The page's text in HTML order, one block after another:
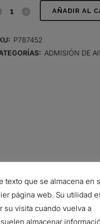
AÑADIR AL
P787452
ADMISIÓN DE
354 mm
233 mm
texto que se almacena en
página web. Su utilidad
su visita cuando vuelva a
almacenar